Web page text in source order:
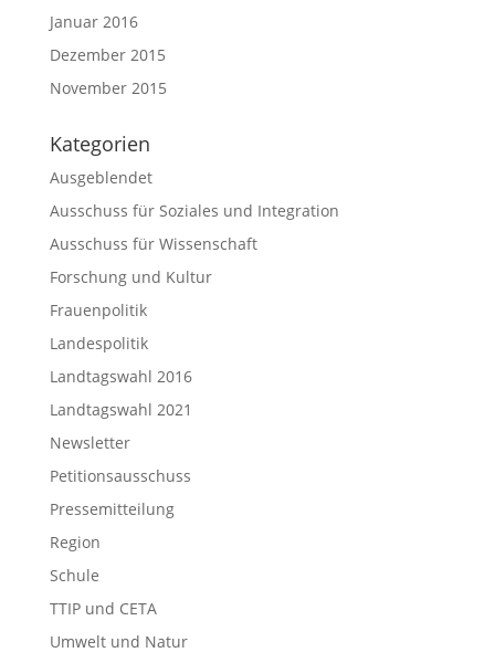
Januar 2016
Dezember 2015
November 2015
Kategorien
Ausgeblendet
Ausschuss für Soziales und Integration
Ausschuss für Wissenschaft
Forschung und Kultur
Frauenpolitik
Landespolitik
Landtagswahl 2016
Landtagswahl 2021
Newsletter
Petitionsausschuss
Pressemitteilung
Region
Schule
TTIP und CETA
Umwelt und Natur